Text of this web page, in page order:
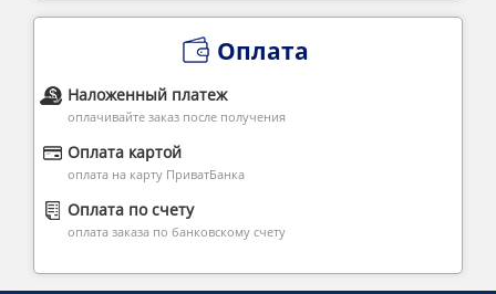
Оплата
Наложенный платеж
оплачивайте заказ после получения
Оплата картой
оплата на карту ПриватБанка
Оплата по счету
оплата заказа по банковскому счету